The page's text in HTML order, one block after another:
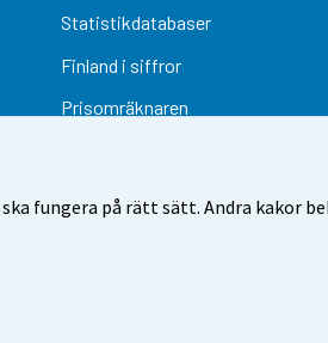
fungera på rätt sätt. Andra kakor
Statistikdatabaser
Finland i siffror
Prisomräknaren